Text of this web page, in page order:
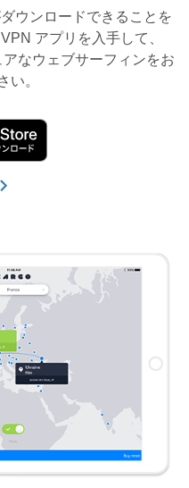
ウンロードできることを
アプリを入手して、
なウェブサーフィンをお
い。